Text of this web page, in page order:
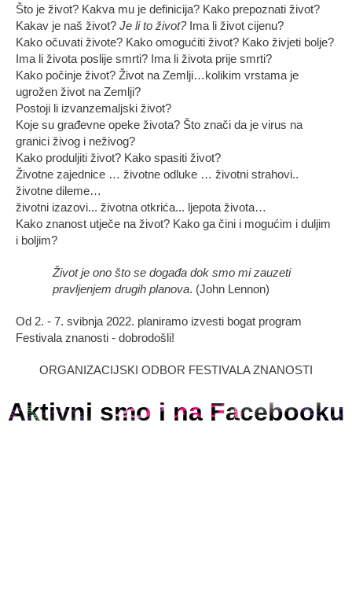
Što je život? Kakva mu je definicija? Kako prepoznati život?
Kakav je naš život?Je li to život?Ima li život cijenu?
Kako očuvati živote? Kako omogućiti život? Kako živjeti bolje?
Ima li života poslije smrti? Ima li života prije smrti?
Kako počinje život? Život na Zemlji…kolikim vrstama je
ugrožen život na Zemlji?
Postoji li izvanzemaljski život?
Koje su građevne opeke života? Što znači da je virus na
granici živog i neživog?
Kako produljiti život? Kako spasiti život?
Životne zajednice … životne odluke … životni strahovi..
životne dileme…
životni izazovi... životna otkrića... ljepota života…
Kako znanost utječe na život? Kako ga čini i mogućim i duljim
i boljim?
Život je ono što se događa dok smo mi zauzeti
pravljenjem drugih planova. (John Lennon)
Od 2. - 7. svibnja 2022. planiramo izvesti bogat program
Festivala znanosti - dobrodošli!
ORGANIZACIJSKI ODBOR FESTIVALA ZNANOSTI
Aktivni smo i na Facebooku